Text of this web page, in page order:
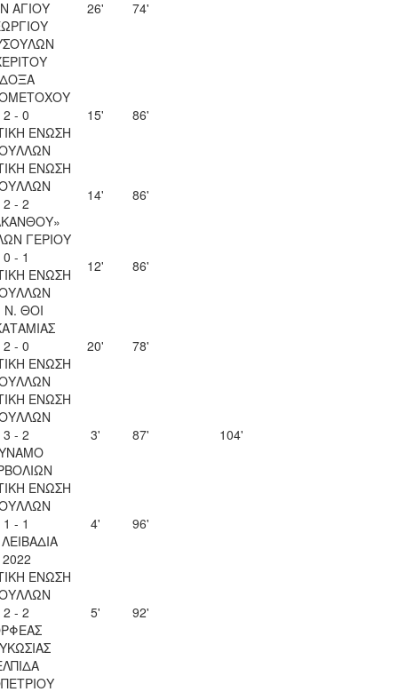
ΑΓΙΟΥ
26' 74'
2 - 0
ΕΝΩΣΗ
15' 86'
ΕΝΩΣΗ
2 - 2
14' 86'
ΓΕΡΙΟΥ
0 - 1
ΕΝΩΣΗ
12' 86'
Ν. ΘΟΙ
2 - 0
ΕΝΩΣΗ
20' 78'
ΕΝΩΣΗ
3 - 2
3' 87' 104'
ΕΝΩΣΗ
1 - 1
2022
4' 96'
ΕΝΩΣΗ
2 - 2
5' 92'